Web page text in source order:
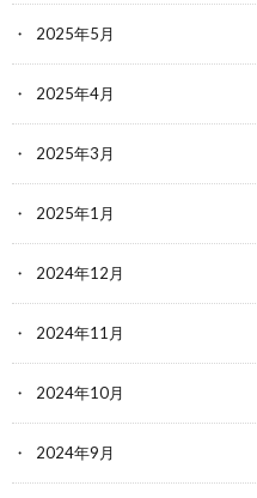
2025年5月
2025年4月
2025年3月
2025年1月
2024年12月
2024年11月
2024年10月
2024年9月